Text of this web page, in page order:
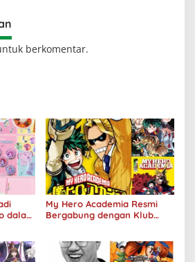
berkomentar.
dalam
My Hero Academia Resmi
Bergabung dengan Klub